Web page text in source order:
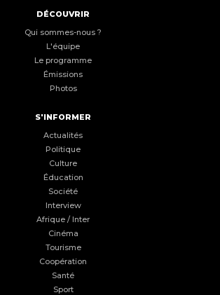
DÉCOUVRIR
Qui sommes-nous ?
L'équipe
Le programme
Émissions
Photos
S'INFORMER
Actualités
Politique
Culture
Éducation
Société
Interview
Afrique / Inter
Cinéma
Tourisme
Coopération
Santé
Sport